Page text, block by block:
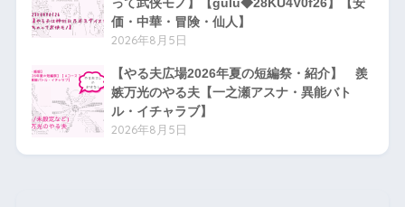
価・中華・冒険・仙人】
2026年8月5日
【やる夫広場2026年夏の短編祭・紹介】 羨
嫉万光のやる夫【一之瀬アスナ・異能バト
ル・イチャラブ】
2026年8月5日